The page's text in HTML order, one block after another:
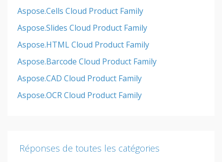
Aspose.Cells Cloud Product Family
Aspose.Slides Cloud Product Family
Aspose.HTML Cloud Product Family
Aspose.Barcode Cloud Product Family
Aspose.CAD Cloud Product Family
Aspose.OCR Cloud Product Family
Réponses de toutes les catégories